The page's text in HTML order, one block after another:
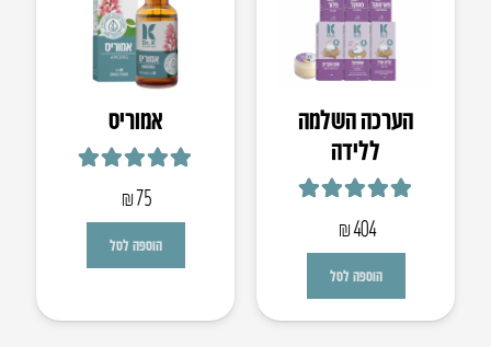
הערכה השלמה
ללידה
₪404
הוספה לסל
אמוריס
₪75
הוספה לסל